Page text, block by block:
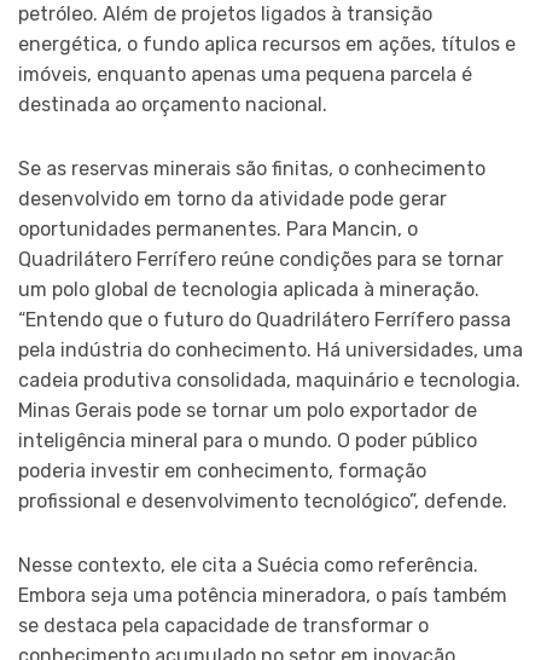
petróleo. Além de projetos ligados à transição
energética, o fundo aplica recursos em ações, títulos e
imóveis, enquanto apenas uma pequena parcela é
destinada ao orçamento nacional.
Se as reservas minerais são finitas, o conhecimento
desenvolvido em torno da atividade pode gerar
oportunidades permanentes. Para Mancin, o
Quadrilátero Ferrífero reúne condições para se tornar
um polo global de tecnologia aplicada à mineração.
“Entendo que o futuro do Quadrilátero Ferrífero passa
pela indústria do conhecimento. Há universidades, uma
cadeia produtiva consolidada, maquinário e tecnologia.
Minas Gerais pode se tornar um polo exportador de
inteligência mineral para o mundo. O poder público
poderia investir em conhecimento, formação
profissional e desenvolvimento tecnológico”, defende.
Nesse contexto, ele cita a Suécia como referência.
Embora seja uma potência mineradora, o país também
se destaca pela capacidade de transformar o